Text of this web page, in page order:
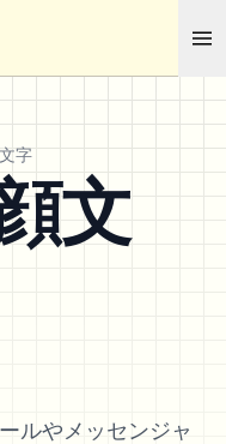
字
文
ルやメッセンジャ